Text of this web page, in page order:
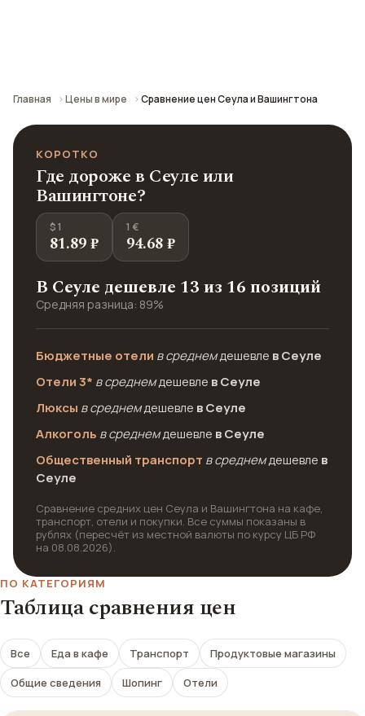
Главная Цены в мире Сравнение цен Сеула и Вашингтона
КОРОТКО
Где дороже в Сеуле или
Вашингтоне?
$ 1
81.89 ₽
1 €
94.68 ₽
В Сеуле дешевле 13 из 16 позиций
Средняя разница: 89%
Бюджетные отели в среднемдешевле в Сеуле
Отели 3* в среднемдешевле в Сеуле
Люксы в среднемдешевле в Сеуле
Алкоголь в среднемдешевле в Сеуле
Общественный транспорт в среднемдешевле в
Сеуле
Сравнение средних цен Сеула и Вашингтона на кафе,
транспорт, отели и покупки. Все суммы показаны в
рублях (пересчёт из местной валюты по курсу ЦБ РФ
на 08.08.2026).
ПО КАТЕГОРИЯМ
Таблица сравнения цен
Все Еда в кафе Транспорт
Продуктовые магазины
Общие сведения
Шопинг Отели